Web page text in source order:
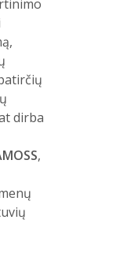
dirba
,